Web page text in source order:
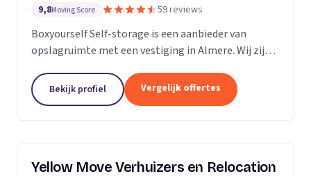
9,8Moving Score 59 reviews
Boxyourself Self-storage is een aanbieder van
opslagruimte met een vestiging in Almere. Wij zijn
Bekijk profiel Vergelijk offertes
Yellow Move Verhuizers en Relocation